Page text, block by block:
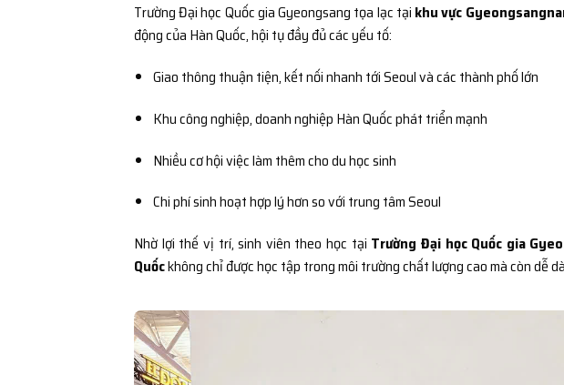
Trường Đại học Quốc gia Gyeongsang tọa lạc tại khu vực
động của Hàn Quốc, hội tụ đầy đủ các yếu tố:
Giao thông thuận tiện, kết nối nhanh tới Seoul và các thành phố lớn
Khu công nghiệp, doanh nghiệp Hàn Quốc phát triển mạnh
Nhiều cơ hội việc làm thêm cho du học sinh
Chi phí sinh hoạt hợp lý hơn so với trung tâm Seoul
Nhờ lợi thế vị trí, sinh viên theo học tại Trường Đại học Quốc gia
Quốckhông chỉ được học tập trong môi trường chất lượng cao mà còn dễ